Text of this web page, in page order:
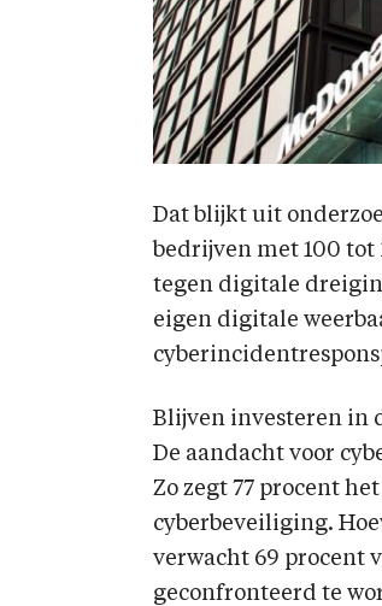
Dat blijkt uit
bedrijven met 100 tot
tegen digitale
eigen digitale
Blijven investeren in
De aandacht voor
Zo zegt 77 procent
cyberbeveiliging.
verwacht 69 procent
geconfronteerd te